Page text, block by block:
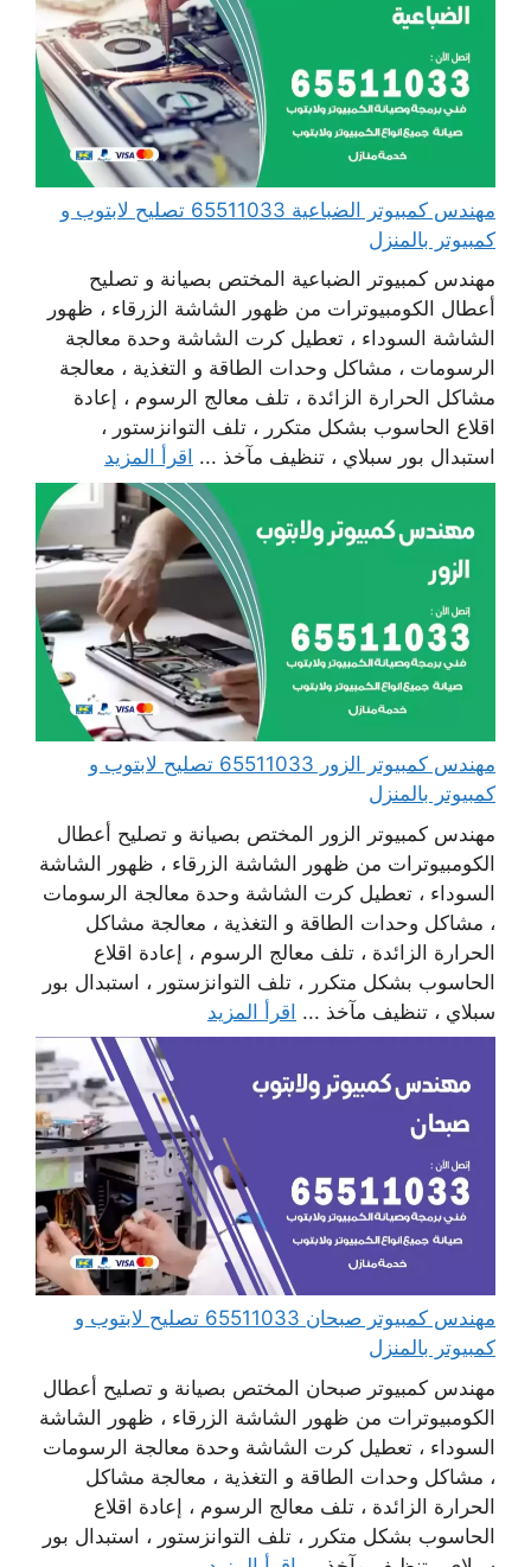
مهندس كمبيوتر الضباعية 65511033 تصليح لابتوب و
كمبيوتر بالمنزل
مهندس كمبيوتر الضباعية المختص بصيانة و تصليح
أعطال الكومبيوترات من ظهور الشاشة الزرقاء ، ظهور
الشاشة السوداء ، تعطيل كرت الشاشة وحدة معالجة
الرسومات ، مشاكل وحدات الطاقة و التغذية ، معالجة
مشاكل الحرارة الزائدة ، تلف معالج الرسوم ، إعادة
اقلاع الحاسوب بشكل متكرر ، تلف التوانزستور ،
استبدال بور سبلاي ، تنظيف مآخذ ... اقرأ المزيد
مهندس كمبيوتر الزور 65511033 تصليح لابتوب و
كمبيوتر بالمنزل
مهندس كمبيوتر الزور المختص بصيانة و تصليح أعطال
الكومبيوترات من ظهور الشاشة الزرقاء ، ظهور الشاشة
السوداء ، تعطيل كرت الشاشة وحدة معالجة الرسومات
، مشاكل وحدات الطاقة و التغذية ، معالجة مشاكل
الحرارة الزائدة ، تلف معالج الرسوم ، إعادة اقلاع
الحاسوب بشكل متكرر ، تلف التوانزستور ، استبدال بور
سبلاي ، تنظيف مآخذ ... اقرأ المزيد
مهندس كمبيوتر صبحان 65511033 تصليح لابتوب و
كمبيوتر بالمنزل
مهندس كمبيوتر صبحان المختص بصيانة و تصليح أعطال
الكومبيوترات من ظهور الشاشة الزرقاء ، ظهور الشاشة
السوداء ، تعطيل كرت الشاشة وحدة معالجة الرسومات
، مشاكل وحدات الطاقة و التغذية ، معالجة مشاكل
الحرارة الزائدة ، تلف معالج الرسوم ، إعادة اقلاع
الحاسوب بشكل متكرر ، تلف التوانزستور ، استبدال بور